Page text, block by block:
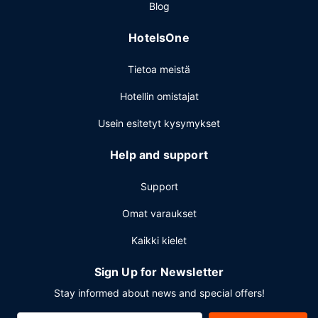
uloskirjautuminen. Tämä hotelli tarjoaa liikeasiakkailleen 7
lentokenttäkuljetukset (saatavilla ympäri vuorokauden)
Blog
HotelsOne
Tietoa meistä
Hotellin omistajat
Usein esitetyt kysymykset
Help and support
Support
Omat varaukset
Kaikki kielet
Sign Up for Newsletter
Stay informed about news and special offers!